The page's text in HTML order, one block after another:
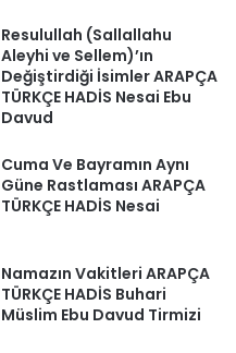
Resulullah (Sallallahu
Aleyhi ve Sellem)’ın
Değiştirdiği İsimler ARAPÇA
TÜRKÇE HADİS Nesai Ebu
Davud
Cuma Ve Bayramın Aynı
Güne Rastlaması ARAPÇA
TÜRKÇE HADİS Nesai
Namazın Vakitleri ARAPÇA
TÜRKÇE HADİS Buhari
Müslim Ebu Davud Tirmizi